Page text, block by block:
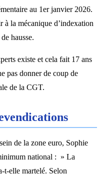
au 1er janvier 2026.
à la mécanique d’indexation
hausse.
existe et cela fait 17 ans
pas donner de coup de
de la CGT.
de la zone euro, Sophie
national : » La
t-elle martelé. Selon